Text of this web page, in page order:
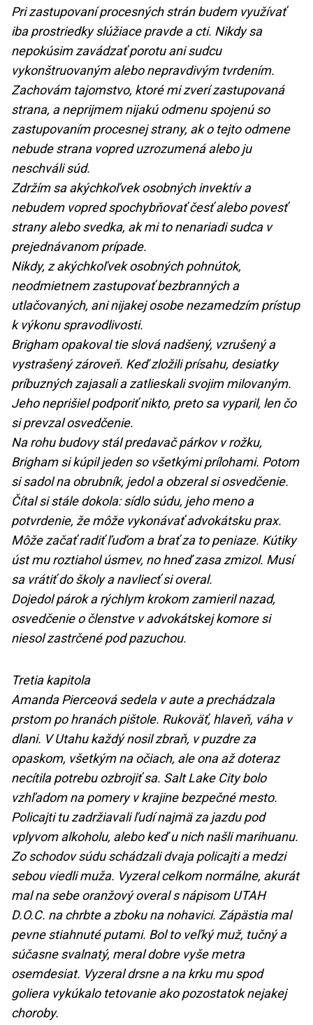
Pri zastupovaní procesných strán budem využívať
iba prostriedky slúžiace pravde a cti. Nikdy sa
nepokúsim zavádzať porotu ani sudcu
vykonštruovaným alebo nepravdivým tvrdením.
Zachovám tajomstvo, ktoré mi zverí zastupovaná
strana, a neprijmem nijakú odmenu spojenú so
zastupovaním procesnej strany, ak o tejto odmene
nebude strana vopred uzrozumená alebo ju
neschváli súd.
Zdržím sa akýchkoľvek osobných invektív a
nebudem vopred spochybňovať česť alebo povesť
strany alebo svedka, ak mi to nenariadi sudca v
prejednávanom prípade.
Nikdy, z akýchkoľvek osobných pohnútok,
neodmietnem zastupovať bezbranných a
utlačovaných, ani nijakej osobe nezamedzím prístup
k výkonu spravodlivosti.
Brigham opakoval tie slová nadšený, vzrušený a
vystrašený zároveň. Keď zložili prísahu, desiatky
príbuzných zajasali a zatlieskali svojim milovaným.
Jeho neprišiel podporiť nikto, preto sa vyparil, len čo
si prevzal osvedčenie.
Na rohu budovy stál predavač párkov v rožku,
Brigham si kúpil jeden so všetkými prílohami. Potom
si sadol na obrubník, jedol a obzeral si osvedčenie.
Čítal si stále dokola: sídlo súdu, jeho meno a
potvrdenie, že môže vykonávať advokátsku prax.
Môže začať radiť ľuďom a brať za to peniaze. Kútiky
úst mu roztiahol úsmev, no hneď zasa zmizol. Musí
sa vrátiť do školy a navliecť si overal.
Dojedol párok a rýchlym krokom zamieril nazad,
osvedčenie o členstve v advokátskej komore si
niesol zastrčené pod pazuchou.
Tretia kapitola
Amanda Pierceová sedela v aute a prechádzala
prstom po hranách pištole. Rukoväť, hlaveň, váha v
dlani. V Utahu každý nosil zbraň, v puzdre za
opaskom, všetkým na očiach, ale ona až doteraz
necítila potrebu ozbrojiť sa. Salt Lake City bolo
vzhľadom na pomery v krajine bezpečné mesto.
Policajti tu zadržiavali ľudí najmä za jazdu pod
vplyvom alkoholu, alebo keď u nich našli marihuanu.
Zo schodov súdu schádzali dvaja policajti a medzi
sebou viedli muža. Vyzeral celkom normálne, akurát
mal na sebe oranžový overal s nápisom UTAH
D.O.C. na chrbte a zboku na nohavici. Zápästia mal
pevne stiahnuté putami. Bol to veľký muž, tučný a
súčasne svalnatý, meral dobre vyše metra
osemdesiat. Vyzeral drsne a na krku mu spod
goliera vykúkalo tetovanie ako pozostatok nejakej
choroby.